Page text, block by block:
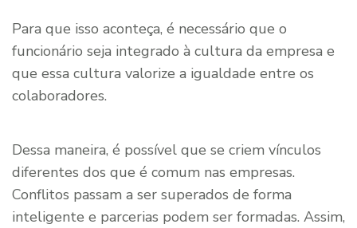
Para que isso aconteça, é necessário que o
funcionário seja integrado à cultura da empresa e
que essa cultura valorize a igualdade entre os
colaboradores.
Dessa maneira, é possível que se criem vínculos
diferentes dos que é comum nas empresas.
Conflitos passam a ser superados de forma
inteligente e parcerias podem ser formadas. Assim,